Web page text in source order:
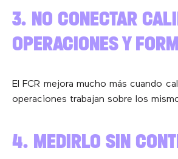
3. NO CONECTAR
OPERACIONES Y
El FCR mejora mucho más cuando
operaciones trabajan sobre los
4. MEDIRLO SIN